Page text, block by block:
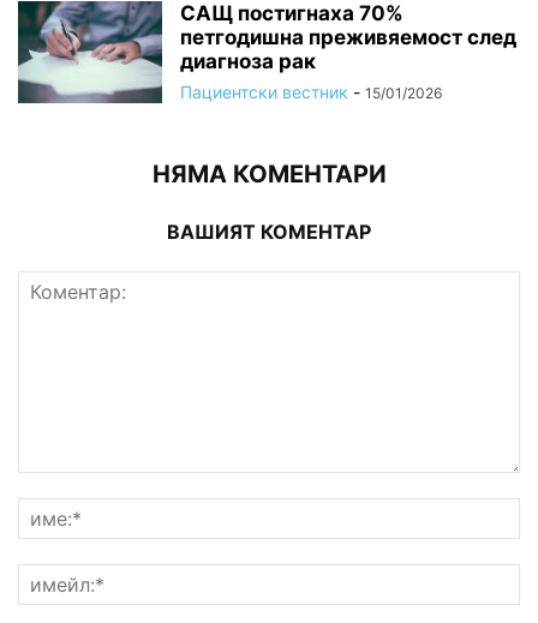
САЩ постигнаха 70%
петгодишна преживяемост след
диагноза рак
Пациентски вестник - 15/01/2026
НЯМА КОМЕНТАРИ
ВАШИЯТ КОМЕНТАР